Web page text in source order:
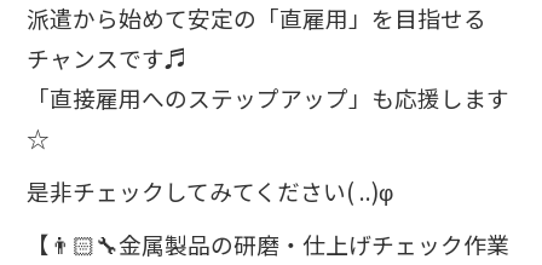
派遣から始めて安定の「直雇用」を目指せる
チャンスです♬
「直接雇用へのステップアップ」も応援します
☆
是非チェックしてみてください( ..)φ
【👨🏻‍🔧金属製品の研磨・仕上げチェック作業